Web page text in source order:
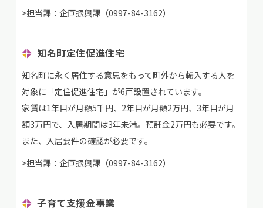
>担当課：企画振興課（0997-84-3162）
知名町定住促進住宅
知名町に永く居住する意思をもって町外から転入する人を
対象に「定住促進住宅」が6戸設置されています。
家賃は1年目が月額5千円、2年目が月額2万円、3年目が月
額3万円で、入居期間は3年未満。預託金2万円も必要です。
また、入居要件の確認が必要です。
>担当課：企画振興課（0997-84-3162）
子育て支援金事業